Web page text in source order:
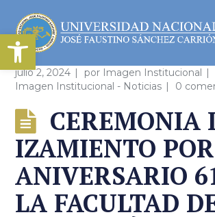
julio 2, 2024 por Imagen Institucional
Imagen Institucional - Noticias
0
CEREMONIA
IZAMIENTO POR
ANIVERSARIO
LA FACULTAD
Abrir barra de